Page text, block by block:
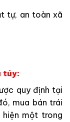
tự, an toàn xã
túy:
quy định tại
mua bán trái
một trong